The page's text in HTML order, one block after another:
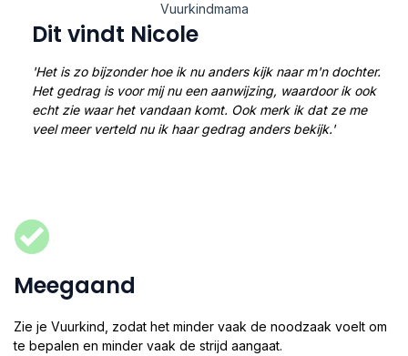
Vuurkindmama
Dit vindt Nicole
'Het is zo bijzonder hoe ik nu anders kijk naar m'n dochter.
Het gedrag is voor mij nu een aanwijzing, waardoor ik ook
echt zie waar het vandaan komt. Ook merk ik dat ze me
veel meer verteld nu ik haar gedrag anders bekijk.'
Meegaand
Zie je Vuurkind, zodat het minder vaak de noodzaak voelt om
te bepalen en minder vaak de strijd aangaat.